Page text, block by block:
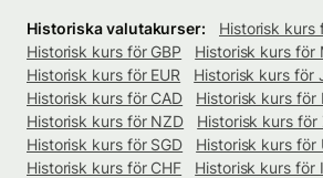
Historiska valutakurser:
Historisk kurs
Historisk kurs för GBP
Historisk kurs för
Historisk kurs för EUR
Historisk kurs för
Historisk kurs för CAD
Historisk kurs för
Historisk kurs för NZD
Historisk kurs för
Historisk kurs för SGD
Historisk kurs för
Historisk kurs för CHF
Historisk kurs för